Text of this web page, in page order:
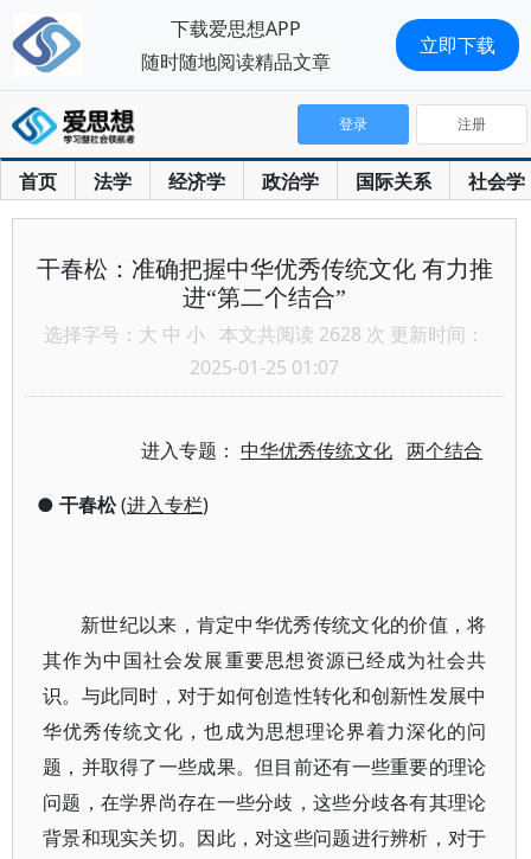
首页 法学 经济学 政治学 国际关系 社会学
登录 注册
干春松：准确把握中华优秀传统文化 有力推
进“第二个结合”
选择字号： 大 中 小 本文共阅读 2628 次 更新时间：
2025-01-25 01:07
进入专题：中华优秀传统文化 两个结合
● 干春松(进入专栏)
新世纪以来，肯定中华优秀传统文化的价值，将
其作为中国社会发展重要思想资源已经成为社会共
识。与此同时，对于如何创造性转化和创新性发展中
华优秀传统文化，也成为思想理论界着力深化的问
题，并取得了一些成果。但目前还有一些重要的理论
问题，在学界尚存在一些分歧，这些分歧各有其理论
背景和现实关切。因此，对这些问题进行辨析，对于
下载爱思想APP
随时随地阅读精品文章
立即下载